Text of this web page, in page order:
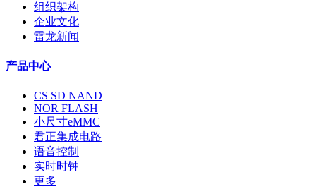
组织架构
企业文化
雷龙新闻
产品中心
CS SD NAND
NOR FLASH
小尺寸eMMC
君正集成电路
语音控制
实时时钟
更多